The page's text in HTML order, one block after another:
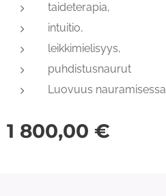
taideterapia,
intuitio,
leikkimielisyys,
puhdistusnaurut
Luovuus nauramisessa
1 800,00 €